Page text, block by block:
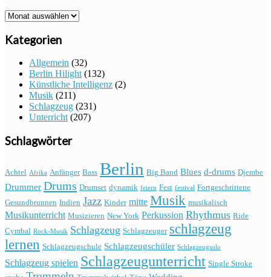
Archiv
Kategorien
Allgemein (32)
Berlin Hilight (132)
Künstliche Intelligenz (2)
Musik (211)
Schlagzeug (231)
Unterricht (207)
Schlagwörter
Achtel Afrika Anfänger Bass Berlin Big Band Blues d-drums Djembe
Drummer Drums Drumset dynamik feiern Fest festival Fortgeschrittene
Gesundbrunnen Indien Jazz Kinder mitte Musik musikalisch
Musikunterricht Musizieren New York Perkussion Rhythmus Ride
Cymbal Rock-Musik Schlagzeug Schlagzeuger schlagzeug
lernen Schlagzeugschule Schlagzeugschüler Schlagzeugsolo
Schlagzeug spielen Schlagzeugunterricht Single Stroke